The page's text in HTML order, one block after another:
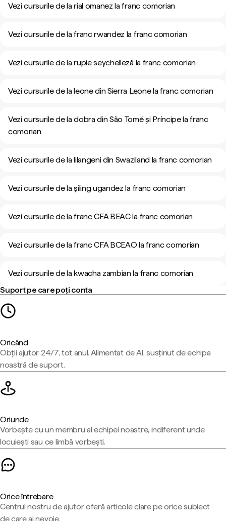
Vezi cursurile de la rial omanez la franc comorian
Vezi cursurile de la franc rwandez la franc comorian
Vezi cursurile de la rupie seychelleză la franc comorian
Vezi cursurile de la leone din Sierra Leone la franc comorian
Vezi cursurile de la dobra din São Tomé și Príncipe la franc
comorian
Vezi cursurile de la lilangeni din Swaziland la franc comorian
Vezi cursurile de la șiling ugandez la franc comorian
Vezi cursurile de la franc CFA BEAC la franc comorian
Vezi cursurile de la franc CFA BCEAO la franc comorian
Vezi cursurile de la kwacha zambian la franc comorian
Suport pe care poți conta
Oricând
Obții ajutor 24/7, tot anul. Alimentat de AI, susținut de echipa
noastră de suport.
Oriunde
Vorbește cu un membru al echipei noastre, indiferent unde
locuiești sau ce limbă vorbești.
Orice întrebare
Centrul nostru de ajutor oferă articole clare pe orice subiect
de care ai nevoie.